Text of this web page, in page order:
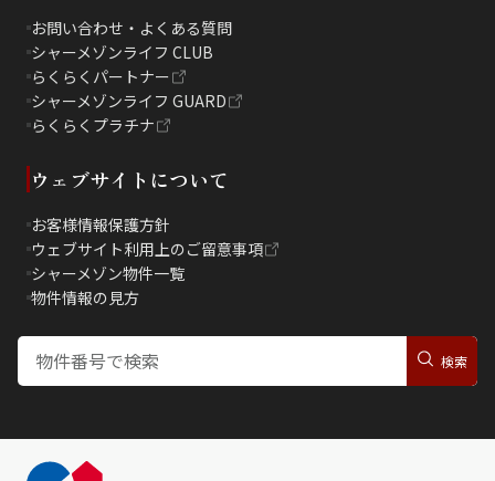
お問い合わせ・よくある質問
シャーメゾンライフ CLUB
らくらくパートナー
シャーメゾンライフ GUARD
らくらくプラチナ
ウェブサイトについて
お客様情報保護方針
ウェブサイト利用上のご留意事項
シャーメゾン物件一覧
物件情報の見方